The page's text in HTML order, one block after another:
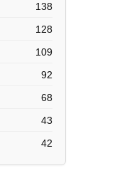
138
128
109
92
68
43
42